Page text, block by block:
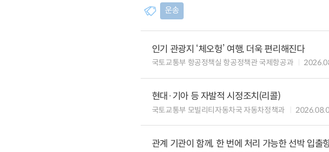
운송
인기 관광지 ‘체오헝’ 여행, 더욱 편리해진다
국토교통부 항공정책실 항공정책관 국제항공과
현대·기아 등 자발적 시정조치(리콜)
국토교통부 모빌리티자동차국 자동차정책과
관계 기관이 함께, 한 번에 처리 가능한 선박 입출